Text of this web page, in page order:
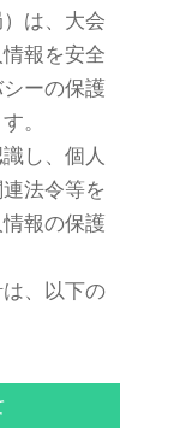
は、大会
報を安全
ーの保護
。
し、個人
法令等を
報の保護
、以下の